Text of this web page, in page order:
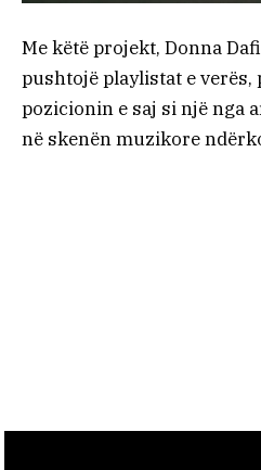
Me këtë projekt, Donna
pushtojë playlistat e verës,
pozicionin e saj si një nga
në skenën muzikore